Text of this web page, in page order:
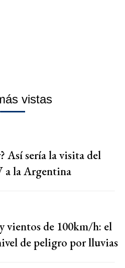
vistas
Así sería la visita del
a la Argentina
vientos de 100km/h: el
de peligro por lluvias